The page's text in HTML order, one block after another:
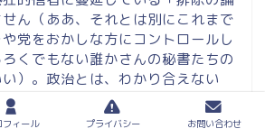
ん（ああ、それとは別にこれまで
党をおかしな方にコントロールし
くでもない誰かさんの秘書たちの
）。政治とは、わかり合えない
寄り、妥協点を見つけるのか。つま
ると考えます。これまで政治の
フィール プライバシー お問い合わせ